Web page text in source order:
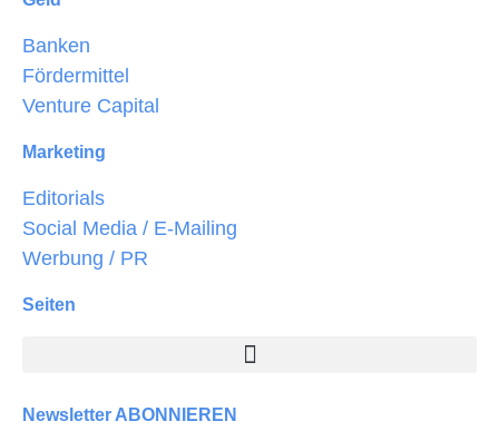
Banken
Fördermittel
Venture Capital
Marketing
Editorials
Social Media / E-Mailing
Werbung / PR
Seiten
Newsletter ABONNIEREN